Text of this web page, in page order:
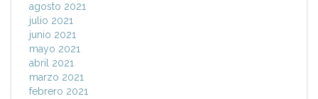
agosto 2021
julio 2021
junio 2021
mayo 2021
abril 2021
marzo 2021
febrero 2021